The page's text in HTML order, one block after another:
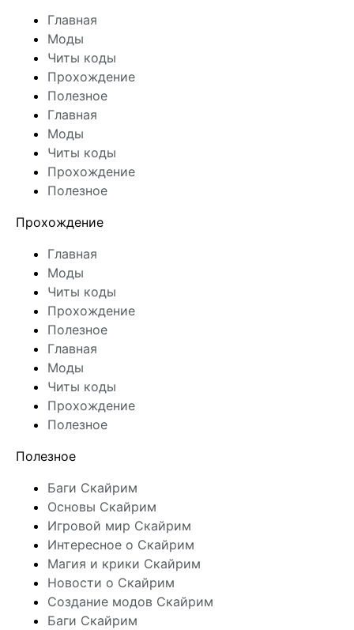
Главная
Моды
Читы коды
Прохождение
Полезное
Главная
Моды
Читы коды
Прохождение
Полезное
Прохождение
Главная
Моды
Читы коды
Прохождение
Полезное
Главная
Моды
Читы коды
Прохождение
Полезное
Полезное
Баги Скайрим
Основы Скайрим
Игровой мир Скайрим
Интересное о Скайрим
Магия и крики Скайрим
Новости о Скайрим
Создание модов Скайрим
Баги Скайрим